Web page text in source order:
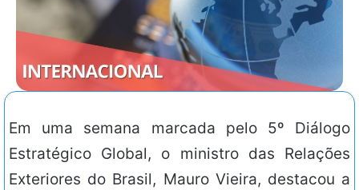
Em uma semana marcada pelo 5º Diálogo
Estratégico Global, o ministro das Relações
Exteriores do Brasil, Mauro Vieira, destacou a